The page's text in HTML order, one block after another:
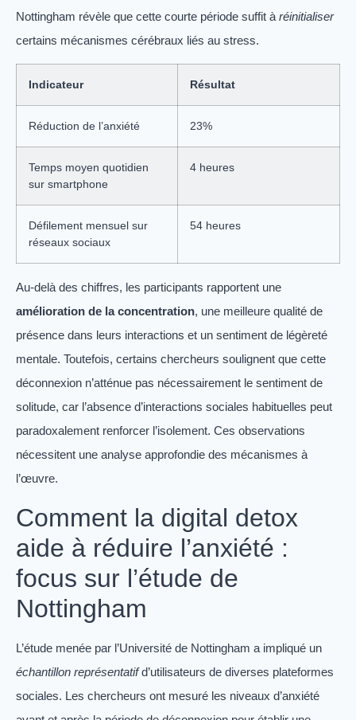
Nottingham révèle que cette courte période suffit à réinitialiser
certains mécanismes cérébraux liés au stress.
Indicateur Résultat
Réduction de l’anxiété 23%
Temps moyen quotidien
sur smartphone
4 heures
Défilement mensuel sur
réseaux sociaux
54 heures
Au-delà des chiffres, les participants rapportent une
amélioration de la concentration, une meilleure qualité de
présence dans leurs interactions et un sentiment de légèreté
mentale. Toutefois, certains chercheurs soulignent que cette
déconnexion n’atténue pas nécessairement le sentiment de
solitude, car l’absence d’interactions sociales habituelles peut
paradoxalement renforcer l’isolement. Ces observations
nécessitent une analyse approfondie des mécanismes à
l’œuvre.
Comment la digital detox
aide à réduire l’anxiété :
focus sur l’étude de
Nottingham
L’étude menée par l’Université de Nottingham a impliqué un
échantillon représentatifd’utilisateurs de diverses plateformes
sociales. Les chercheurs ont mesuré les niveaux d’anxiété